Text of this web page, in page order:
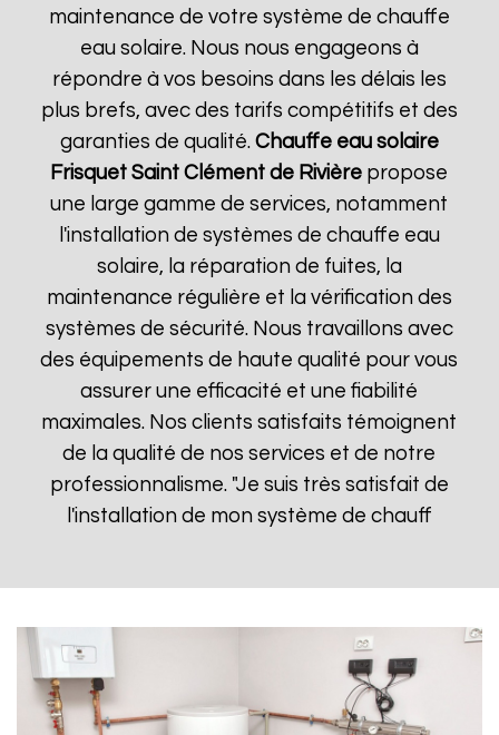
maintenance de votre système de chauffe
eau solaire. Nous nous engageons à
répondre à vos besoins dans les délais les
plus brefs, avec des tarifs compétitifs et des
garanties de qualité. Chauffe eau solaire
Frisquet Saint Clément de Rivière propose
une large gamme de services, notamment
l'installation de systèmes de chauffe eau
solaire, la réparation de fuites, la
maintenance régulière et la vérification des
systèmes de sécurité. Nous travaillons avec
des équipements de haute qualité pour vous
assurer une efficacité et une fiabilité
maximales. Nos clients satisfaits témoignent
de la qualité de nos services et de notre
professionnalisme. "Je suis très satisfait de
l'installation de mon système de chauff